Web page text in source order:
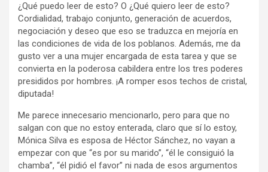
¿Qué puedo leer de esto? O ¿Qué quiero leer de esto?
Cordialidad, trabajo conjunto, generación de acuerdos,
negociación y deseo que eso se traduzca en mejoría en
las condiciones de vida de los poblanos. Además, me da
gusto ver a una mujer encargada de esta tarea y que se
convierta en la poderosa cabildera entre los tres poderes
presididos por hombres. ¡A romper esos techos de cristal,
diputada!
Me parece innecesario mencionarlo, pero para que no
salgan con que no estoy enterada, claro que sí lo estoy,
Mónica Silva es esposa de Héctor Sánchez, no vayan a
empezar con que “es por su marido”, “él le consiguió la
chamba”, “él pidió el favor” ni nada de esos argumentos